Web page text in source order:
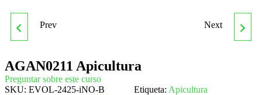
AGAN0210 HERRADO DE
Prev AGAN0311 GESTIÓN DE
Next
AGAN0211 Apicultura
Preguntar sobre este curso
SKU: EVOL-2425-iNO-B Etiqueta: Apicultura